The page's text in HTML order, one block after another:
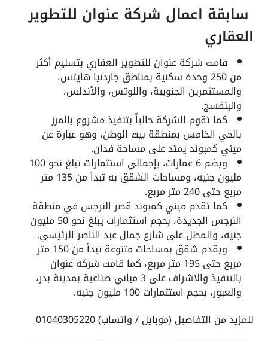
سابقة اعمال شركة عنوان للتطوير
العقاري
قامت شركة عنوان للتطوير العقاري بتسليم أكثر
من 250 وحدة سكنية بمناطق جاردنيا هايتس،
والمستثمرين الجنوبية، واللوتس، والأندلس،
والبنفسج.
كما تقوم الشركة حالياً بتنفيذ مشروع بالمرز
بالحي الخامس بمنطقة بيت الوطن، وهو عبارة عن
ميني كمبوند يمتد على مساحة فدان.
ويضم 6 عمارات، بإجمالي استثمارات تبلغ نحو 100
مليون جنيه، ومساحات الشقق به تبدأ من 135 متر
مربع حتى 240 متر مربع.
كما تقدم ميني كمبوند قصر النرجس في منطقة
النرجس الجديدة، بحجم استثمارات يبلغ نحو 50 مليون
جنيه، والمطل على شارع جمال عبد الناصر الرئيسي.
ويقدم شقق بمساحات متنوعة تبدأ من 150 متر
مربع حتى 195 متر مربع، كما قامت شركة عنوان
بالتنفيذ والاشراف على 3 مباني صناعية بمدينة بدر،
والعبور، بحجم استثمارات 100 مليون جنيه.
للمزيد من التفاصيل (موبايل / واتساب) 01040305220